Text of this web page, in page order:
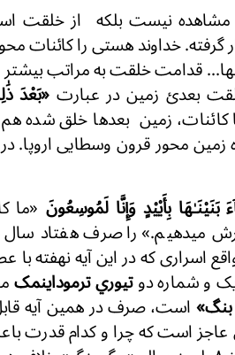
نیست بلکه از خلقت
خداوند هستی را کائنات
قدامت خلقت به مراتب بیشتر
بعدئ زمین در عبارت«بَعْدَ
کائنات، زمین بعدها خلق شده
محور قرون وسطایی اروپا. در
بَنَيْنَـٰهَا بِأَيْي۟دٍ وَإِنَّا لَمُوسِعُونَ «ما
میدهیم.» را صرف هفتاد
اسراری که در این آیه نهفته
و شماره دوتیوري ترموداینمک
است، صرف در همین آیه
عاجز است که چرا و کدام قدرت